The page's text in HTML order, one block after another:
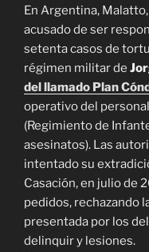
En Argentina,
acusado de ser
setenta casos de
régimen militar de
del llamado Plan
operativo del
(Regimiento de
asesinatos). Las
intentado su
Casación, en julio de
pedidos, rechazando
presentada por los
delinquir y lesiones.